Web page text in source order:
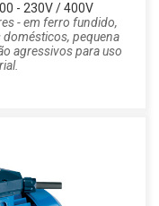
- 230V / 400V
- em ferro fundido,
pequena
agressivos para uso